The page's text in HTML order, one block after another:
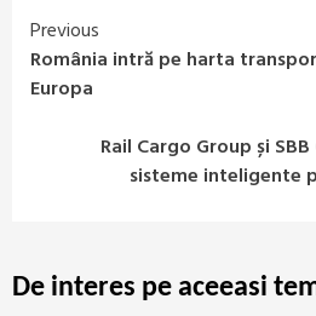
Continue
Reading
Previous
România intră pe harta
Europa
Rail Cargo Group și
sisteme inteligente
De interes pe aceeasi